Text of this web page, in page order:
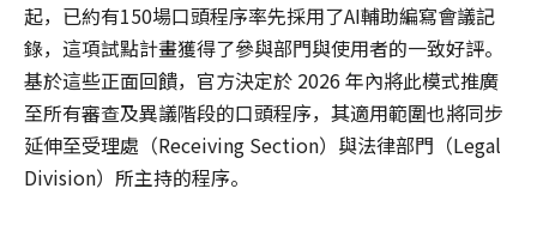
起，已約有150場口頭程序率先採用了AI輔助編寫會議記
錄，這項試點計畫獲得了參與部門與使用者的一致好評。
基於這些正面回饋，官方決定於 2026 年內將此模式推廣
至所有審查及異議階段的口頭程序，其適用範圍也將同步
延伸至受理處（Receiving Section）與法律部門（Legal
Division）所主持的程序。